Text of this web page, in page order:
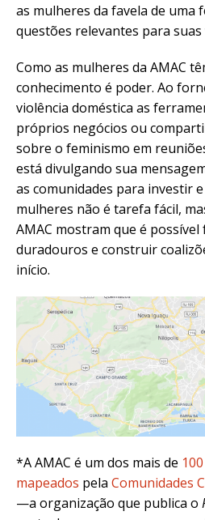
as mulheres da favela de uma
questões relevantes para suas
Como as mulheres da AMAC
conhecimento é poder. Ao
violência doméstica as
próprios negócios ou
sobre o feminismo em
está divulgando sua
as comunidades para investir
mulheres não é tarefa fácil,
AMAC mostram que é
duradouros e construir
início.
*A AMAC é um dos mais de
mapeados pela Comunidades
—a organização que publica o